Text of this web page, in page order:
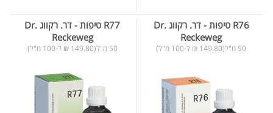
R76 טיפות - דר. רקווג Dr.
Reckeweg
50 מ"ל(149.80 ₪ ל-100 מ"ל)
R77 טיפות - דר. רקווג Dr.
Reckeweg
50 מ"ל(149.80 ₪ ל-100 מ"ל)